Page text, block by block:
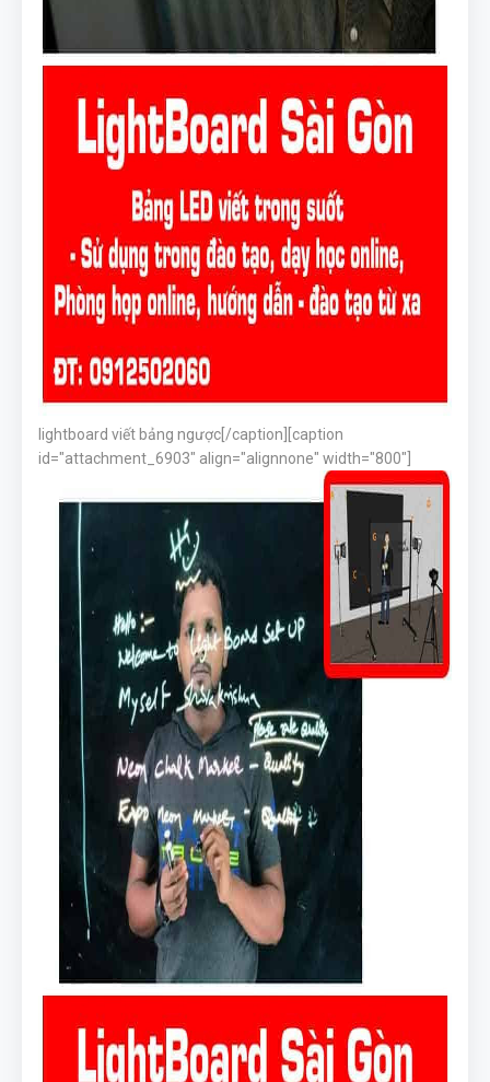
lightboard viết bảng ngược[/caption][caption
id="attachment_6903" align="alignnone" width="800"]